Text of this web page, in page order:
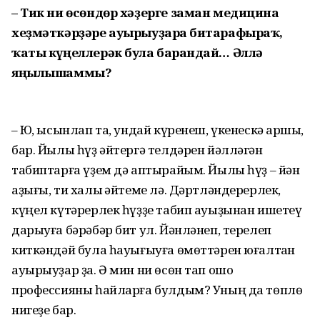
– Тик ни өсөндөр хәҙерге заман медицина
хеҙмәткәрҙәре ауырыуҙарға битарафыраҡ,
ҡаты күңеллерәк була барғандай… Әллә
яңылышаммы?
– Юҡ, ысынлап та, ундай күренеш, үкенескә ҡаршы,
бар. Йылы һүҙ әйтергә телдәрен йәлләгән
табиптарға үҙем дә аптырайым. Йылы һүҙ – йән
аҙығы, ти халыҡ әйтеме лә. Дәртләндерерлек,
күңел күтәрерлек һүҙҙе табип ауыҙынан ишетеү
дарыуға бәрәбәр бит ул. Йәнләнеп, терелеп
киткәндәй була һауығыуға өмөттәрен юғалтҡан
ауырыуҙар ҙа. Ә мин ни өсөн тап ошо
профессияны һайларға булдым? Уның да төплө
нигеҙе бар.